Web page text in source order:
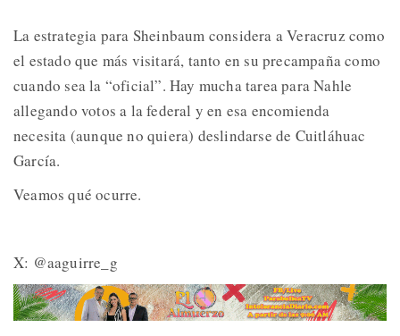
La estrategia para Sheinbaum considera a Veracruz como
el estado que más visitará, tanto en su precampaña como
cuando sea la “oficial”. Hay mucha tarea para Nahle
allegando votos a la federal y en esa encomienda
necesita (aunque no quiera) deslindarse de Cuitláhuac
García.
Veamos qué ocurre.
X: @aaguirre_g